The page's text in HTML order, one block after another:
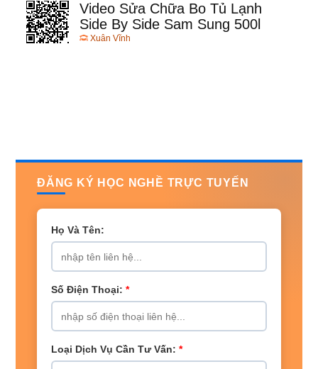
Video Sửa Chữa Bo Tủ Lạnh
Side By Side Sam Sung 500l
Xuân Vĩnh
ĐĂNG KÝ HỌC NGHỀ TRỰC TUYẾN
Họ Và Tên:
Số Điện Thoại: *
Loại Dịch Vụ Cần Tư Vấn: *